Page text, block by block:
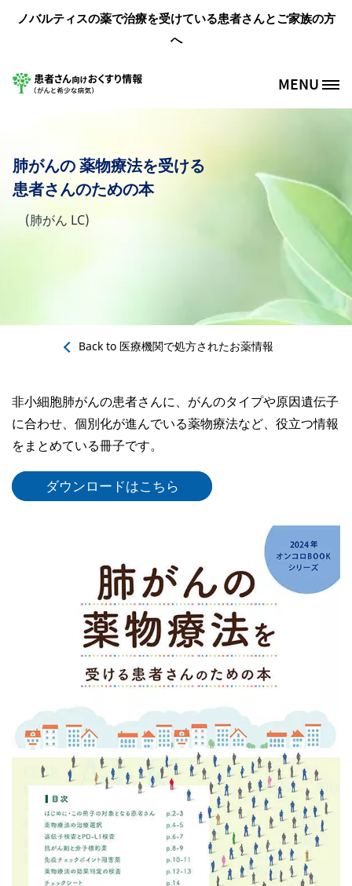
メインコンテンツに移動
ノバルティスの薬で治療を受けている患者さんとご家族の方
へ
Site Logo MENU
肺がんの 薬物療法を受ける
患者さんのための本
(肺がん LC)
Back to 医療機関で処方されたお薬情報
非小細胞肺がんの患者さんに、がんのタイプや原因遺伝子
に合わせ、個別化が進んでいる薬物療法など、役立つ情報
をまとめている冊子です。
ダウンロードはこちら